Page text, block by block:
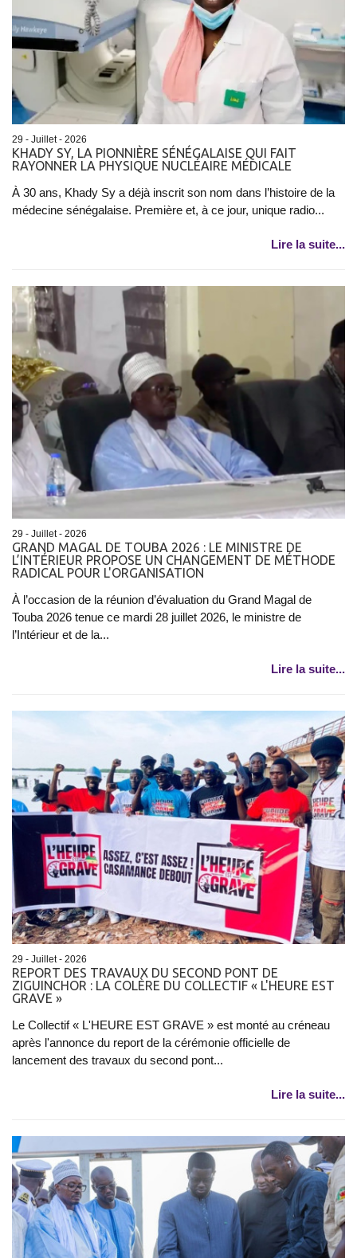
29 - Juillet - 2026
KHADY SY, LA PIONNIÈRE SÉNÉGALAISE QUI FAIT
RAYONNER LA PHYSIQUE NUCLÉAIRE MÉDICALE
À 30 ans, Khady Sy a déjà inscrit son nom dans l’histoire de la
médecine sénégalaise. Première et, à ce jour, unique radio...
Lire la suite...
29 - Juillet - 2026
GRAND MAGAL DE TOUBA 2026 : LE MINISTRE DE
L’INTÉRIEUR PROPOSE UN CHANGEMENT DE MÉTHODE
RADICAL POUR L'ORGANISATION
À l’occasion de la réunion d’évaluation du Grand Magal de
Touba 2026 tenue ce mardi 28 juillet 2026, le ministre de
l’Intérieur et de la...
Lire la suite...
29 - Juillet - 2026
REPORT DES TRAVAUX DU SECOND PONT DE
ZIGUINCHOR : LA COLÈRE DU COLLECTIF « L'HEURE EST
GRAVE »
Le Collectif « L'HEURE EST GRAVE » est monté au créneau
après l'annonce du report de la cérémonie officielle de
lancement des travaux du second pont...
Lire la suite...